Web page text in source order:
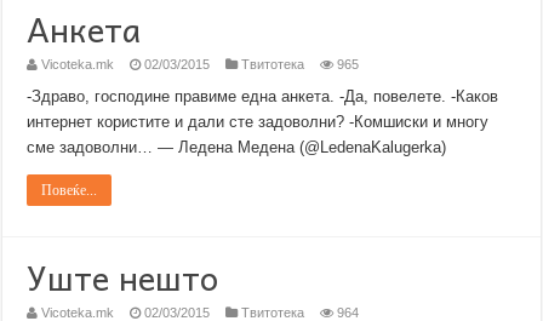
Анкета
Vicoteka.mk 02/03/2015 Твитотека 965
-Здраво, господине правиме една анкета. -Да, повелете. -Каков
интернет користите и дали сте задоволни? -Комшиски и многу
сме задоволни… — Ледена Медена (@LedenaKalugerka)
Повеќе...
Уште нешто
Vicoteka.mk 02/03/2015 Твитотека 964